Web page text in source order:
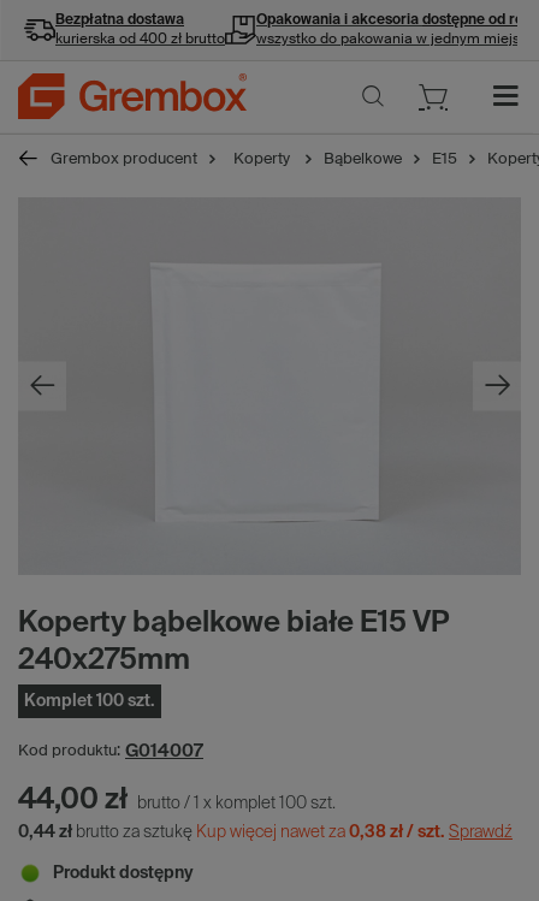
Bezpłatna dostawa
kurierska od 400 zł brutto
Opakowania i akcesoria dostępne od ręki
wszystko do pakowania w jednym miejscu
Grembox producent Koperty Bąbelkowe E15
Koperty bąbelkowe białe E15 VP
240x275mm
Komplet 100 szt.
Kod produktu: G014007
44,00 zł brutto / 1 x komplet 100 szt.
0,44 zł brutto za sztukę Kup więcej nawet za 0,38 zł / szt. Sprawdź
Produkt dostępny